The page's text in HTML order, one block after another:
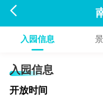

入园信息
入园信息
开放时间